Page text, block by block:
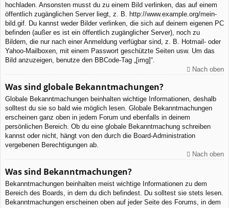
hochladen. Ansonsten musst du zu einem Bild verlinken, das auf einem
öffentlich zugänglichen Server liegt, z. B. http://www.example.org/mein-
bild.gif. Du kannst weder Bilder verlinken, die sich auf deinem eigenen PC
befinden (außer es ist ein öffentlich zugänglicher Server), noch zu
Bildern, die nur nach einer Anmeldung verfügbar sind, z. B. Hotmail- oder
Yahoo-Mailboxen, mit einem Passwort geschützte Seiten usw. Um das
Bild anzuzeigen, benutze den BBCode-Tag „[img]“.
Nach oben
Was sind globale Bekanntmachungen?
Globale Bekanntmachungen beinhalten wichtige Informationen, deshalb
solltest du sie so bald wie möglich lesen. Globale Bekanntmachungen
erscheinen ganz oben in jedem Forum und ebenfalls in deinem
persönlichen Bereich. Ob du eine globale Bekanntmachung schreiben
kannst oder nicht, hängt von den durch die Board-Administration
vergebenen Berechtigungen ab.
Nach oben
Was sind Bekanntmachungen?
Bekanntmachungen beinhalten meist wichtige Informationen zu dem
Bereich des Boards, in dem du dich befindest. Du solltest sie stets lesen.
Bekanntmachungen erscheinen oben auf jeder Seite des Forums, in dem